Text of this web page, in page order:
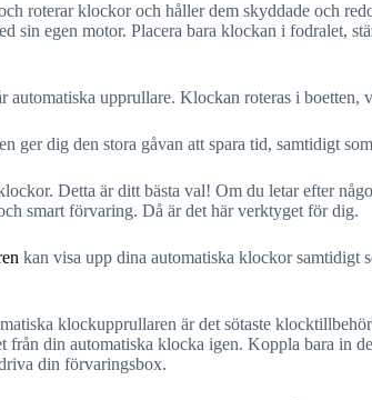
roterar klockor och håller dem skyddade och
sin egen motor. Placera bara klockan i fodralet,
automatiska upprullare. Klockan roteras i boetten,
ger dig den stora gåvan att spara tid, samtidigt
Detta är ditt bästa val! Om du letar efter
smart förvaring. Då är det här verktyget för dig.
kan visa upp dina automatiska klockor samtidigt
klockupprullaren är det sötaste
från din automatiska klocka igen. Koppla bara in
din förvaringsbox.